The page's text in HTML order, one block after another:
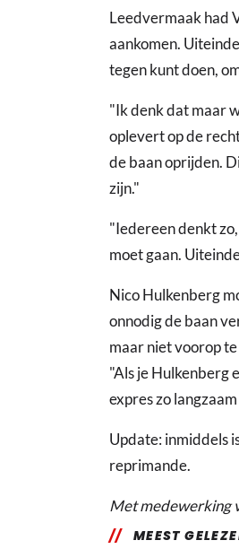
Leedvermaak had
aankomen.
tegen kunt doen,
"Ik denk dat maar
oplevert op de
de baan oprijden.
zijn."
"Iedereen denkt
moet gaan.
Nico Hulkenberg
onnodig de baan
maar niet voorop
"Als je Hulkenberg
expres zo
Update: inmiddels
reprimande.
Met medewerking
MEEST